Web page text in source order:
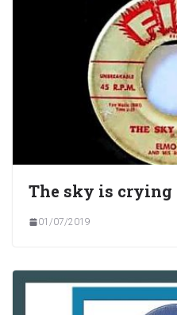
The sky is crying
01/07/2019